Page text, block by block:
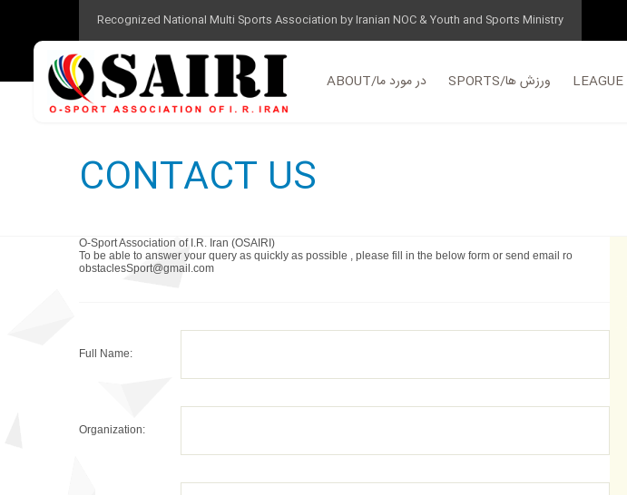
Recognized National Multi Sports Association by Iranian NOC & Youth and Sports Ministry
ABOUT/در مورد ما SPORTS/ورزش ها
CONTACT US
O-Sport Association of I.R. Iran (OSAIRI)
To be able to answer your query as quickly as possible , please fill in the below form or send email ro
obstaclesSport@gmail.com
Full Name:
Organization: